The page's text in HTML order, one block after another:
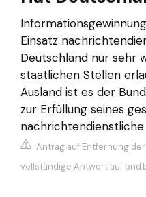
Einsatz
Deutschland nur sehr
staatlichen Stellen
Ausland ist es der
zur Erfüllung seines
Antrag auf Entfernung
vollständige Antwort auf